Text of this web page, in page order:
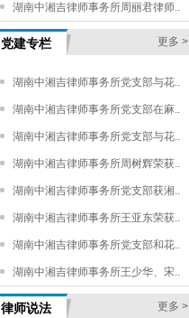
湖南中湘吉律师事务所周丽君律师..
党建专栏 更多 >
湖南中湘吉律师事务所党支部与花..
湖南中湘吉律师事务所党支部在麻..
湖南中湘吉律师事务所党支部与花..
湖南中湘吉律师事务所周树辉荣获..
湖南中湘吉律师事务所党支部获湘..
湖南中湘吉律师事务所王亚东荣获..
湖南中湘吉律师事务所党支部和花..
湖南中湘吉律师事务所王少华、宋..
律师说法 更多 >